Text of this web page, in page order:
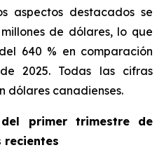
aspectos destacados se
de dólares, lo que
640 % en comparación
2025. Todas las cifras
dólares canadienses.
primer trimestre de
recientes